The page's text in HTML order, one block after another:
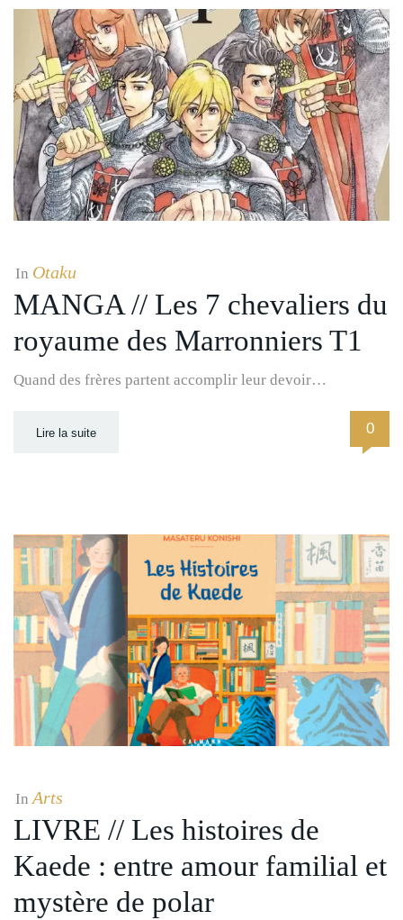
In Otaku
MANGA // Les 7 chevaliers du
royaume des Marronniers T1
Quand des frères partent accomplir leur devoir…
Lire la suite 0
InArts
LIVRE // Les histoires de
Kaede : entre amour familial et
mystère de polar